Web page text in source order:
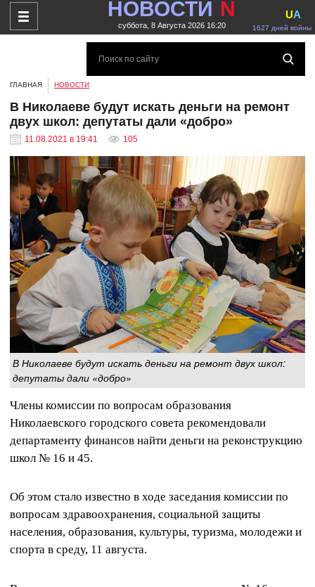
НОВОСТИ N
суббота, 8 Августа 2026 16:20 1627 дней войны
UA
ГЛАВНАЯ НОВОСТИ
В Николаеве будут искать деньги на ремонт
двух школ: депутаты дали «добро»
11.08.2021 в 19:41 105
В Николаеве будут искать деньги на ремонт двух школ:
депутаты дали «добро»
Члены комиссии по вопросам образования
Николаевского городского совета рекомендовали
департаменту финансов найти деньги на реконструкцию
школ № 16 и 45.
Об этом стало известно в ходе заседания комиссии по
вопросам здравоохранения, социальной защиты
населения, образования, культуры, туризма, молодежи и
спорта в среду, 11 августа.